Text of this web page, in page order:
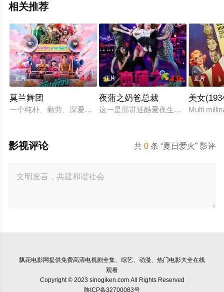
相关推荐
正片 4.0
莫兰舞团
一个纯朴、勤劳、深爱家人的年轻人和他的妹妹过着简朴的生活
正片 4.0
夜蒲之奶爸总裁
这一是部讲述酷爱夜生活的富二代沈
正片
美女
Multi
共0 条 “夏日爱火” 影评
影视评论
飘花电影网提供免费高清电视剧全集、综艺、动漫、热门电影大全在线
观看
Copyright © 2023 sinogiken.com All Rights Reserved
陕ICP备32700083号